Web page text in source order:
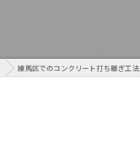
練馬区でのコンクリート打ち継ぎ工